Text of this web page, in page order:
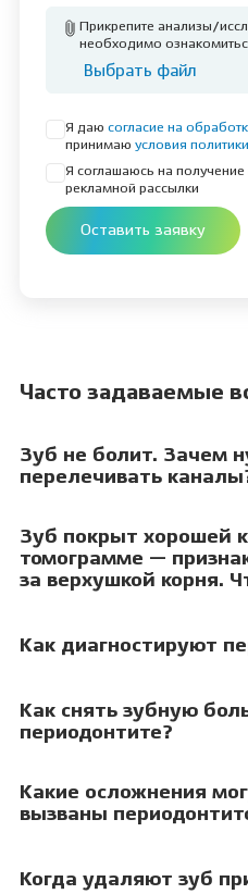
Прикрепите анализы/
необходимо
Выбрать файл
Я даю согласие на
принимаю условия
Я соглашаюсь на
рекламной рассылки
Оставить заявку
Часто задаваемые
Зуб не болит. Зачем
перелечивать
Зуб покрыт хорошей
томограмме —
за верхушкой корня.
Как диагностируют
Как снять зубную
периодонтите?
Какие осложнения
вызваны
Когда удаляют зуб